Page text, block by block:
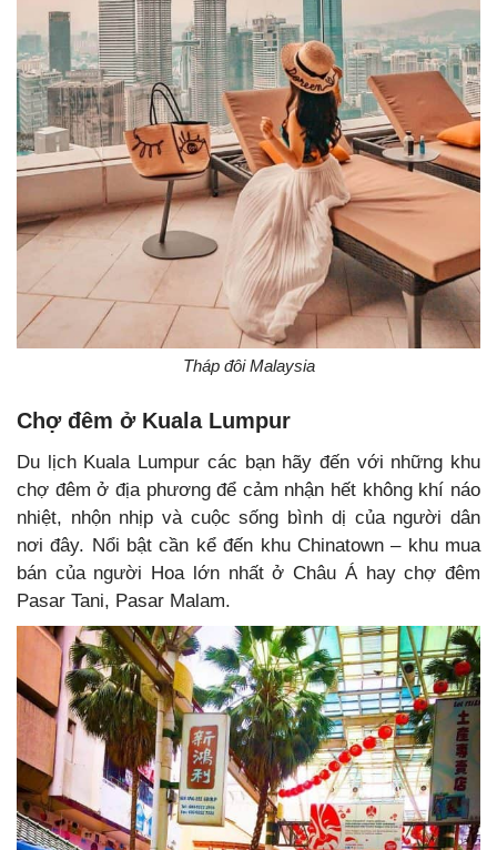
Tháp đôi Malaysia
Chợ đêm ở Kuala Lumpur
Du lịch Kuala Lumpur các bạn hãy đến với những khu
chợ đêm ở địa phương để cảm nhận hết không khí náo
nhiệt, nhộn nhịp và cuộc sống bình dị của người dân
nơi đây. Nổi bật cần kể đến khu Chinatown – khu mua
bán của người Hoa lớn nhất ở Châu Á hay chợ đêm
Pasar Tani, Pasar Malam.